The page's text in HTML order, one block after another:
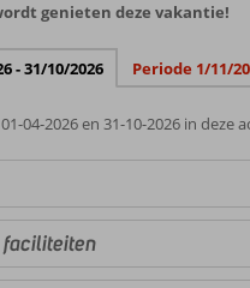
genieten deze vakantie!
- 31/10/2026 Periode 1/11/
04-2026 en 31-10-2026 in